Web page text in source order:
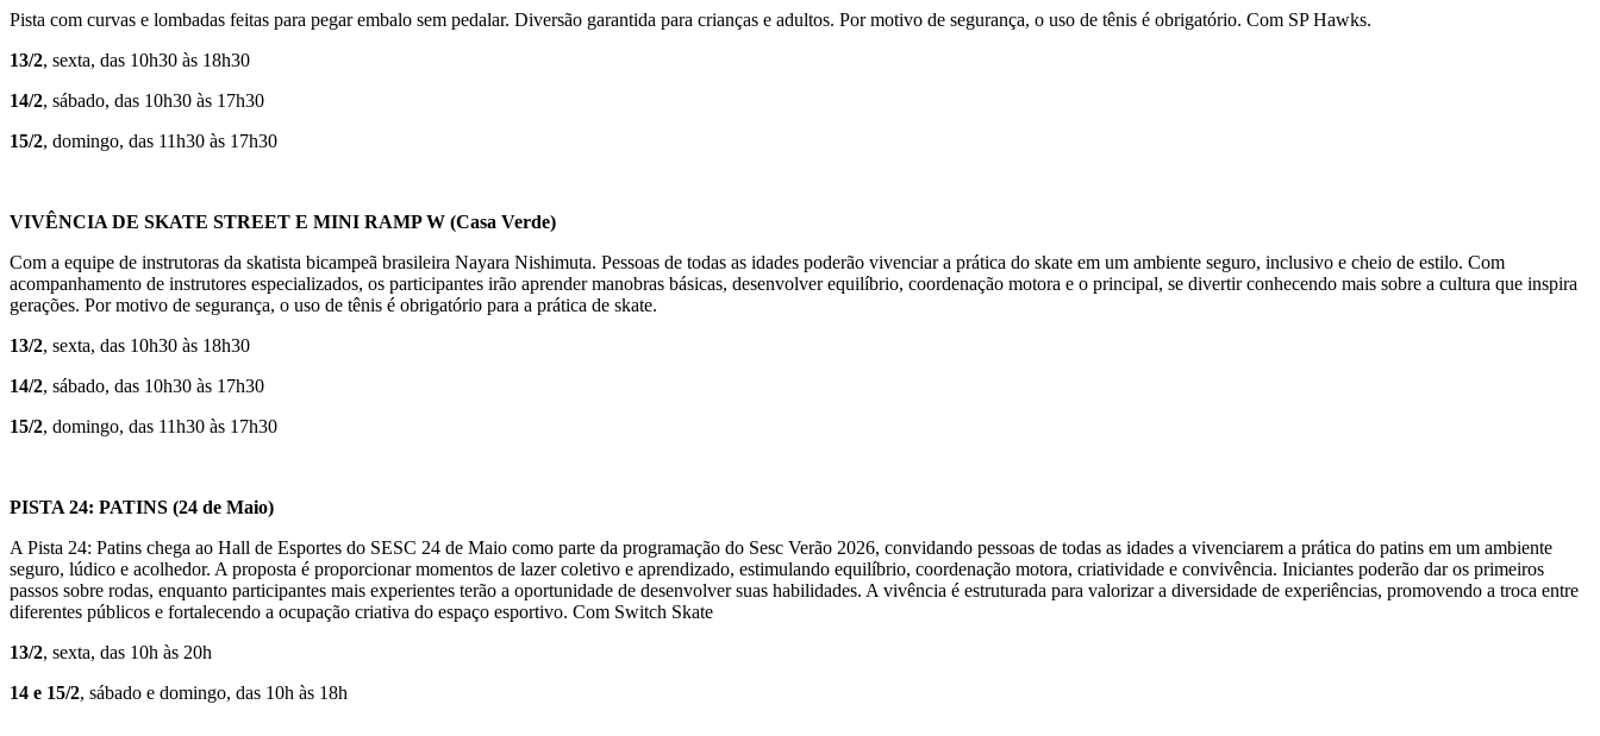
Pista com curvas e lombadas feitas para pegar embalo sem pedalar. Diversão garantida para crianças e adultos. Por motivo de segurança, o uso de tênis é obrigatório. Com SP Hawks.
13/2, sexta, das 10h30 às 18h30
14/2, sábado, das 10h30 às 17h30
15/2, domingo, das 11h30 às 17h30
VIVÊNCIA DE SKATE STREET E MINI RAMP W (Casa Verde)
Com a equipe de instrutoras da skatista bicampeã brasileira Nayara Nishimuta. Pessoas de todas as idades poderão vivenciar a prática do skate em um ambiente seguro, inclusivo e cheio de estilo. Com
acompanhamento de instrutores especializados, os participantes irão aprender manobras básicas, desenvolver equilíbrio, coordenação motora e o principal, se divertir conhecendo mais sobre a cultura que inspira
gerações. Por motivo de segurança, o uso de tênis é obrigatório para a prática de skate.
13/2, sexta, das 10h30 às 18h30
14/2, sábado, das 10h30 às 17h30
15/2, domingo, das 11h30 às 17h30
PISTA 24: PATINS (24 de Maio)
A Pista 24: Patins chega ao Hall de Esportes do SESC 24 de Maio como parte da programação do Sesc Verão 2026, convidando pessoas de todas as idades a vivenciarem a prática do patins em um ambiente
seguro, lúdico e acolhedor. A proposta é proporcionar momentos de lazer coletivo e aprendizado, estimulando equilíbrio, coordenação motora, criatividade e convivência. Iniciantes poderão dar os primeiros
passos sobre rodas, enquanto participantes mais experientes terão a oportunidade de desenvolver suas habilidades. A vivência é estruturada para valorizar a diversidade de experiências, promovendo a troca entre
diferentes públicos e fortalecendo a ocupação criativa do espaço esportivo. Com Switch Skate
13/2, sexta, das 10h às 20h
14 e 15/2, sábado e domingo, das 10h às 18h